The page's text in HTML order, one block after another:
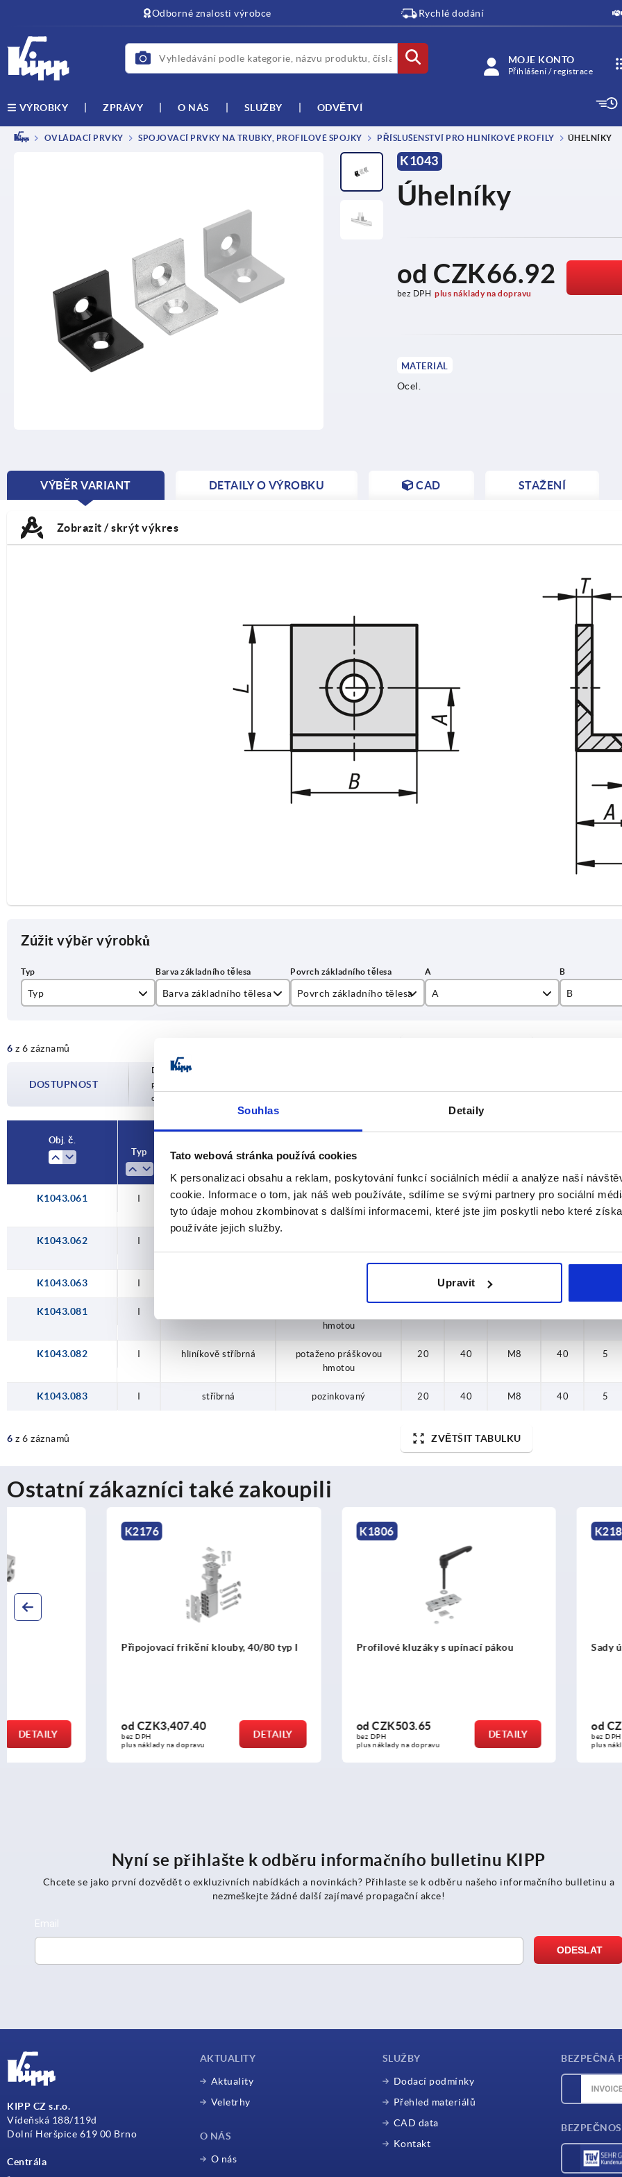
Souhlas Detaily
Tato webová stránka používá cookies
K personalizaci obsahu a reklam, poskytování funkcí sociálních médií a analýze naší
cookie. Informace o tom, jak náš web používáte, sdílíme se svými partnery pro sociální
tyto údaje mohou zkombinovat s dalšími informacemi, které jste jim poskytli nebo které
používáte jejich služby.
Upravit
Odborné znalosti výrobce Rychlé dodání
MOJE KONTO
Přihlášení / registrace
VÝROBKY ZPRÁVY O NÁS SLUŽBY ODVĚTVÍ
OVLÁDACÍ PRVKY SPOJOVACÍ PRVKY NA TRUBKY, PROFILOVÉ SPOJKY PŘÍSLUŠENSTVÍ PRO HLINÍKOVÉ PROFILY ÚHELNÍKY
K1043
Úhelníky
od CZK66.92
bez DPH plus náklady na dopravu
MATERIÁL
Ocel.
VÝBĚR VARIANT
CURRENT
DETAILY O VÝROBKU CAD STAŽENÍ
Zobrazit / skrýt výkres
Zúžit výběr výrobků
Typ Barva základního tělesa Povrch základního tělesa A B
6 z 6 záznamů
DOSTUPNOST
Dostupnost je aktualizována několikrát denně v pravidelných intervalech. O
potvrzeném datu odeslání budete informováni v posledním kroku před dokončením
objednávky.
4-20 Dní
Obj. č.
Typ
Barva základního tělesa Povrch základního tělesa
K1043.061 I černá
potaženo práškovou
hmotou
15 30 M6 30 3
K1043.062 I
hmotou
K1043.063 I 30
K1043.081 I
hmotou
K1043.082 I hliníkově stříbrná
potaženo práškovou
hmotou
20 40 M8 40 5
K1043.083 I stříbrná pozinkovaný 20 40 M8 40 5
6 z 6 záznamů ZVĚTŠIT TABULKU
Ostatní zákazníci také zakoupili
Připojovací frikční klouby, 40/80 typ I
CZK3,407.40
bez DPH
plus náklady na dopravu
DETAILY
Profilové kluzáky s upínací pákou
CZK503.65
bez DPH
plus náklady na dopravu
Sady úhelníků typ B
CZK117.83
bez DPH
plus náklady na dopravu
Nyní se přihlašte k odběru informačního bulletinu KIPP
Chcete se jako první dozvědět o exkluzivních nabídkách a novinkách? Přihlaste se k odběru našeho informačního bulletinu a
nezmeškejte žádné další zajímavé propagační akce!
KIPP CZ s.r.o.
Vídeňská 188/119d
Dolní Heršpice 619 00 Brno
Centrála
AKTUALITY
Aktuality
Veletrhy
O NÁS
O nás
SLUŽBY
Dodací podmínky
Přehled materiálů
CAD data
Kontakt
BEZPEČNÁ